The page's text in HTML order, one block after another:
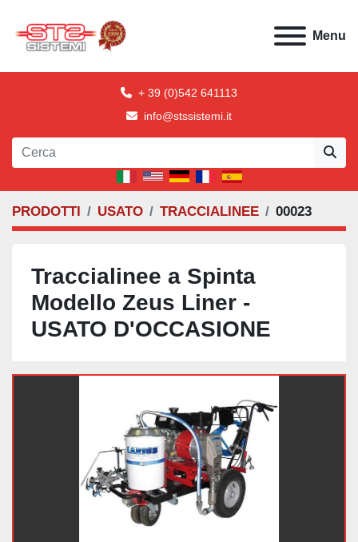
Menu
+ 39 (0)542 641113
info@stssistemi.it
PRODOTTI USATO TRACCIALINEE 00023
Traccialinee a Spinta
Modello Zeus Liner -
USATO D'OCCASIONE